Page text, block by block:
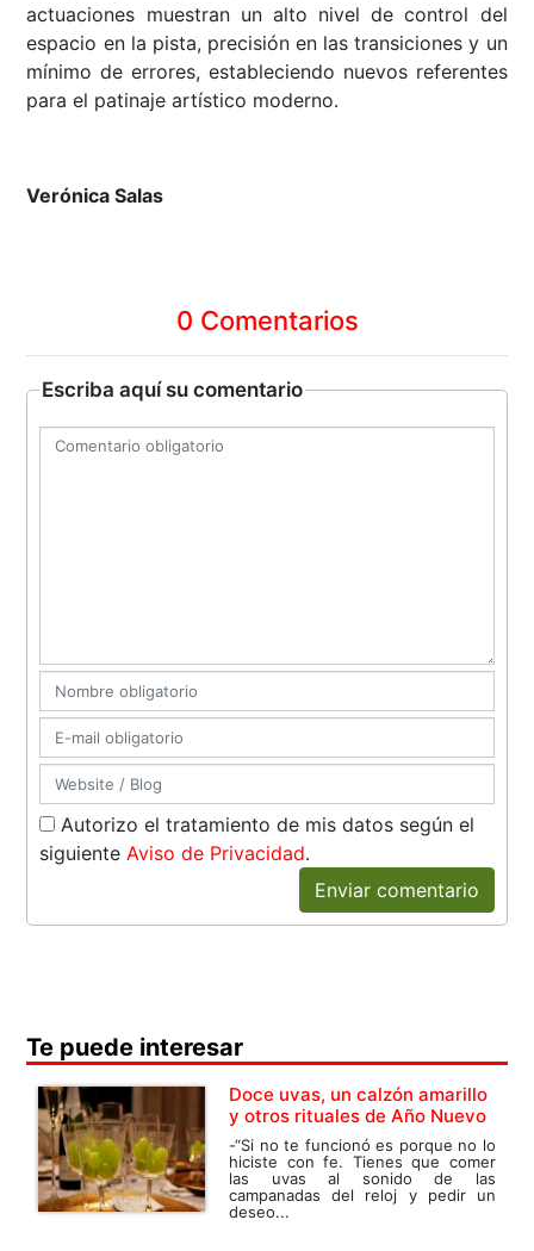
actuaciones muestran un alto nivel de control del
espacio en la pista, precisión en las transiciones y un
mínimo de errores, estableciendo nuevos referentes
para el patinaje artístico moderno.
Verónica Salas
0 Comentarios
Escriba aquí su comentario
Autorizo el tratamiento de mis datos según el
siguienteAviso de Privacidad.
Enviar comentario
Te puede interesar
Doce uvas, un calzón amarillo
y otros rituales de Año Nuevo
-“Si no te funcionó es porque no lo
hiciste con fe. Tienes que comer
las uvas al sonido de las
campanadas del reloj y pedir un
deseo...